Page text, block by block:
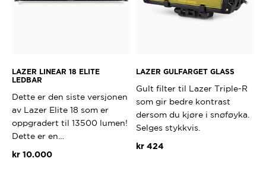
LAZER LINEAR 18 ELITE
LEDBAR
Dette er den siste versjonen
av Lazer Elite 18 som er
oppgradert til 13500 lumen!
Dette er en…
kr10.000
LAZER GULFARGET GLASS
Gult filter til Lazer Triple-R
som gir bedre kontrast
dersom du kjøre i snøføyka.
Selges stykkvis.
kr 424